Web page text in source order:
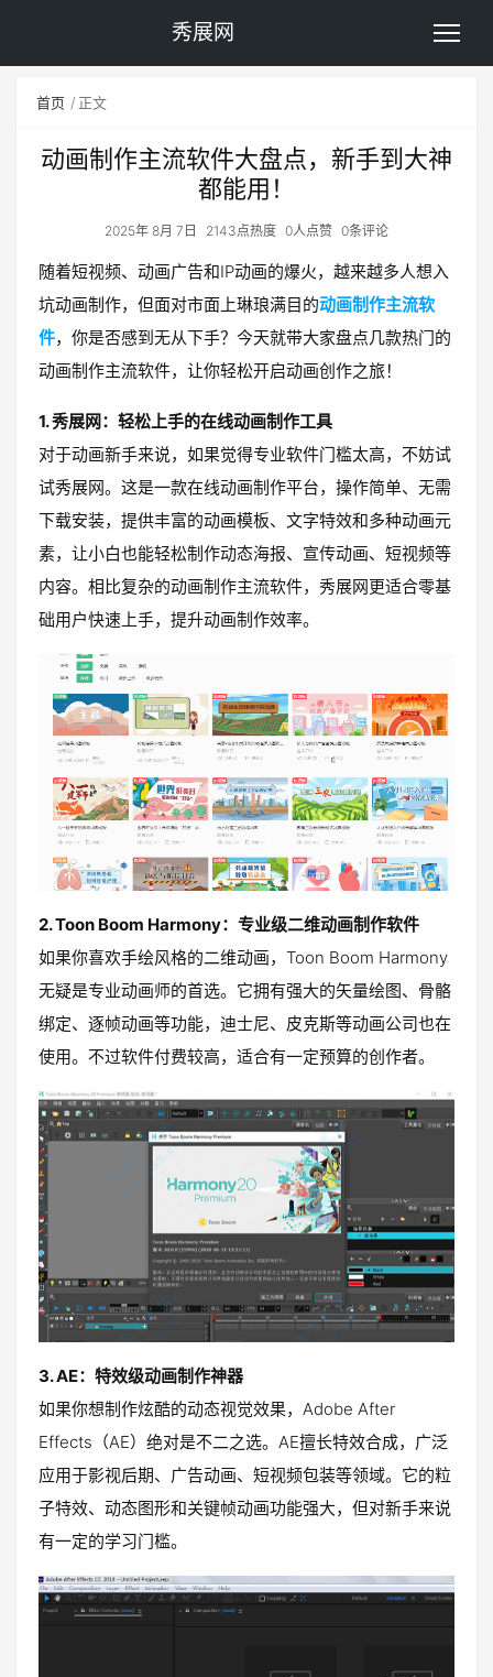
秀展网
首页 正文
动画制作主流软件大盘点，新手到大神
都能用！
2025年 8月 7日 2143点热度 0人点赞 0条评论
随着短视频、动画广告和IP动画的爆火，越来越多人想入
坑动画制作，但面对市面上琳琅满目的动画制作主流软
件，你是否感到无从下手？今天就带大家盘点几款热门的
动画制作主流软件，让你轻松开启动画创作之旅！
1. 秀展网：轻松上手的在线动画制作工具
对于动画新手来说，如果觉得专业软件门槛太高，不妨试
试秀展网。这是一款在线动画制作平台，操作简单、无需
下载安装，提供丰富的动画模板、文字特效和多种动画元
素，让小白也能轻松制作动态海报、宣传动画、短视频等
内容。相比复杂的动画制作主流软件，秀展网更适合零基
础用户快速上手，提升动画制作效率。
2. Toon Boom Harmony：专业级二维动画制作软件
如果你喜欢手绘风格的二维动画，Toon Boom Harmony
无疑是专业动画师的首选。它拥有强大的矢量绘图、骨骼
绑定、逐帧动画等功能，迪士尼、皮克斯等动画公司也在
使用。不过软件付费较高，适合有一定预算的创作者。
3. AE：特效级动画制作神器
如果你想制作炫酷的动态视觉效果，Adobe After
Effects（AE）绝对是不二之选。AE擅长特效合成，广泛
应用于影视后期、广告动画、短视频包装等领域。它的粒
子特效、动态图形和关键帧动画功能强大，但对新手来说
有一定的学习门槛。